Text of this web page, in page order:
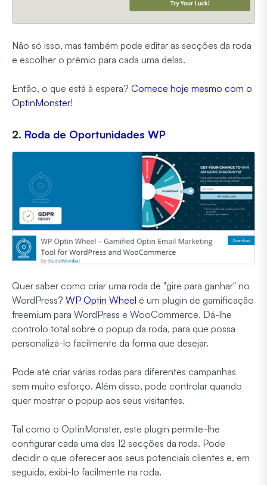
Não só isso, mas também pode editar as secções da roda
e escolher o prémio para cada uma delas.
Então, o que está à espera? Comece hoje mesmo com o
OptinMonster!
2. Roda de Oportunidades WP
Quer saber como criar uma roda de "gire para ganhar" no
WordPress? WP Optin Wheel é um plugin de gamificação
freemium para WordPress e WooCommerce. Dá-lhe
controlo total sobre o popup da roda, para que possa
personalizá-lo facilmente da forma que desejar.
Pode até criar várias rodas para diferentes campanhas
sem muito esforço. Além disso, pode controlar quando
quer mostrar o popup aos seus visitantes.
Tal como o OptinMonster, este plugin permite-lhe
configurar cada uma das 12 secções da roda. Pode
decidir o que oferecer aos seus potenciais clientes e, em
seguida, exibi-lo facilmente na roda.